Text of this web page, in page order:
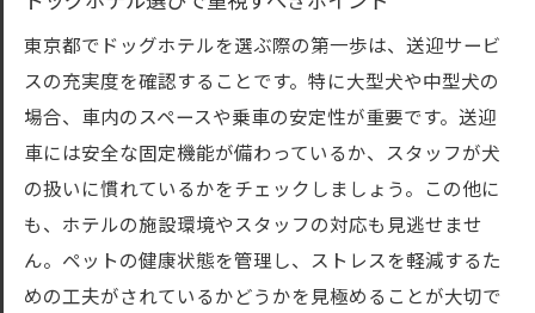
東京都でドッグホテルを選ぶ際の第一歩は、送迎サービ
スの充実度を確認することです。特に大型犬や中型犬の
場合、車内のスペースや乗車の安定性が重要です。送迎
車には安全な固定機能が備わっているか、スタッフが犬
の扱いに慣れているかをチェックしましょう。この他に
も、ホテルの施設環境やスタッフの対応も見逃せませ
ん。ペットの健康状態を管理し、ストレスを軽減するた
めの工夫がされているかどうかを見極めることが大切で